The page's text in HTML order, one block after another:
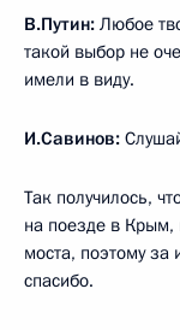
В.Путин: Любое
такой выбор не
имели в виду.
И.Савинов:
Так получилось,
на поезде в
моста, поэтому за
спасибо.